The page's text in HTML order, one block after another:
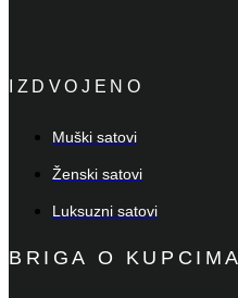
IZDVOJENO
Muški satovi
Ženski satovi
Luksuzni satovi
BRIGA O KUPCIMA